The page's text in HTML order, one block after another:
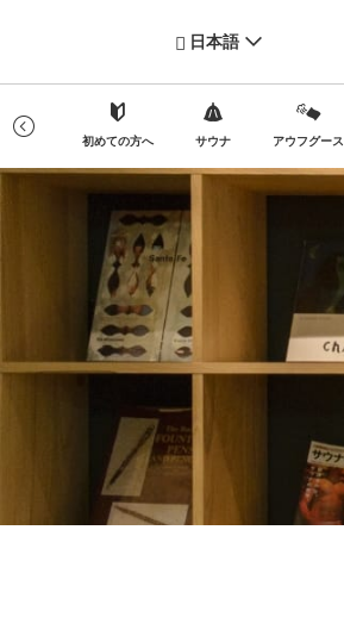
日本語
料金 初めての方へ サウナ アウフグース